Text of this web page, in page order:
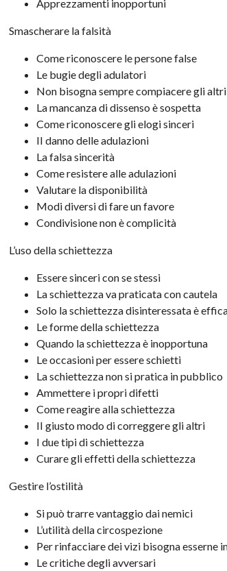
Apprezzamenti inopportuni
Smascherare la falsità
Come riconoscere le persone false
Le bugie degli adulatori
Non bisogna sempre compiacere gli altri
La mancanza di dissenso è sospetta
Come riconoscere gli elogi sinceri
II danno delle adulazioni
La falsa sincerità
Come resistere alle adulazioni
Valutare la disponibilità
Modi diversi di fare un favore
Condivisione non è complicità
L’uso della schiettezza
Essere sinceri con se stessi
La schiettezza va praticata con cautela
Solo la schiettezza disinteressata è
Le forme della schiettezza
Quando la schiettezza è inopportuna
Le occasioni per essere schietti
La schiettezza non si pratica in pubblico
Ammettere i propri difetti
Come reagire alla schiettezza
II giusto modo di correggere gli altri
I due tipi di schiettezza
Curare gli effetti della schiettezza
Gestire l’ostilità
Si può trarre vantaggio dai nemici
L’utilità della circospezione
Per rinfacciare dei vizi bisogna esserne
Le critiche degli avversari